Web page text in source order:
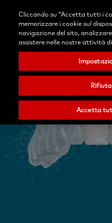
Accedi Blog
Nobel
Biocare
Cliccando su “Accetta tutti i
memorizzare i cookie sul
navigazione del sito,
assistere nelle nostre attività
Accetta